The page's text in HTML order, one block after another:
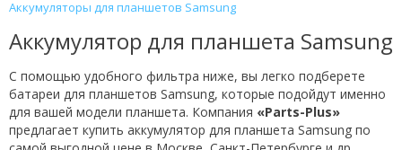
Аккумуляторы для планшетов Samsung
Аккумулятор для планшета Samsung
С помощью удобного фильтра ниже, вы легко подберете
батареи для планшетов Samsung, которые подойдут именно
для вашей модели планшета. Компания «Parts-Plus»
предлагает купить аккумулятор для планшета Samsung по